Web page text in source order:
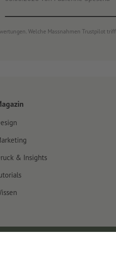
Welche Massnahmen Trustpilot
& Insights